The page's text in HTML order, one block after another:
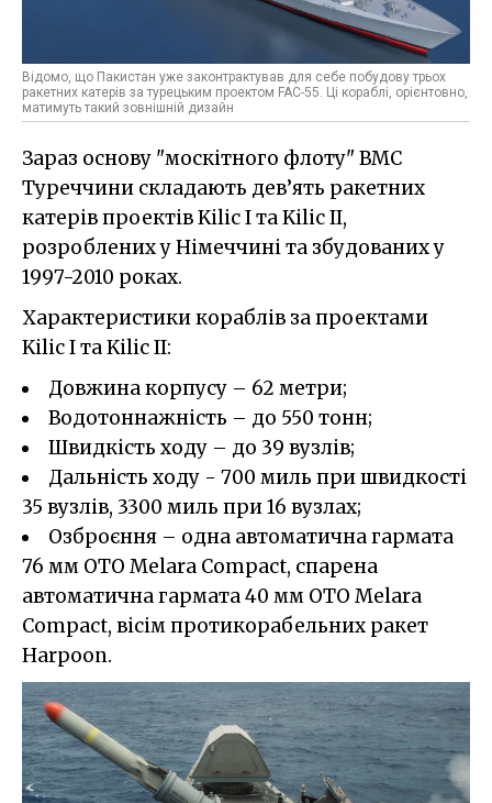
Відомо, що Пакистан уже законтрактував для себе побудову трьох
ракетних катерів за турецьким проектом FAC-55. Ці кораблі, орієнтовно,
матимуть такий зовнішній дизайн
Зараз основу "москітного флоту" ВМС
Туреччини складають дев’ять ракетних
катерів проектів Kilic I та Kilic II,
розроблених у Німеччині та збудованих у
1997-2010 роках.
Характеристики кораблів за проектами
Kilic I та Kilic II:
Довжина корпусу – 62 метри;
Водотоннажність – до 550 тонн;
Швидкість ходу – до 39 вузлів;
Дальність ходу - 700 миль при швидкості
35 вузлів, 3300 миль при 16 вузлах;
Озброєння – одна автоматична гармата
76 мм OTO Melara Compact, спарена
автоматична гармата 40 мм OTO Melara
Compact, вісім протикорабельних ракет
Harpoon.